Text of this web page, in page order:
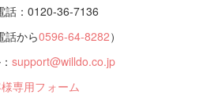
話：0120-36-7136
話から0596-64-8282）
support@willdo.co.jp
専用フォーム